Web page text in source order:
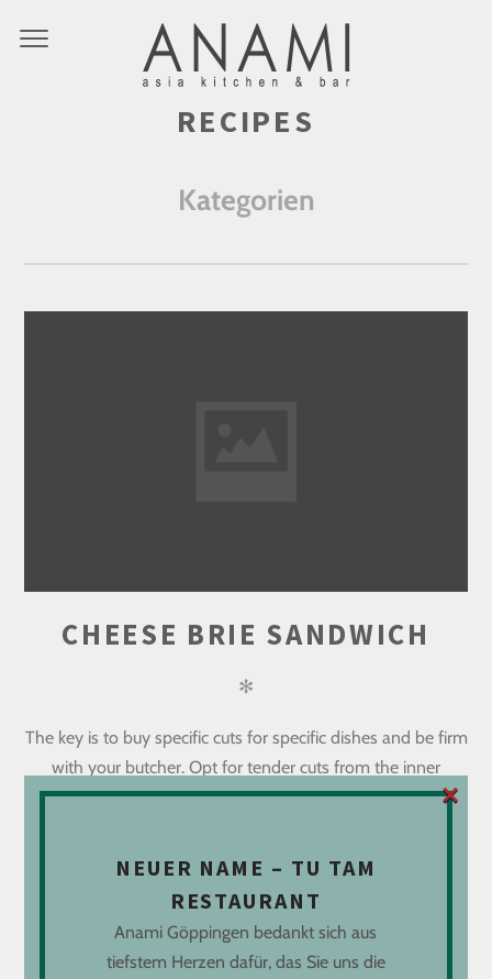
RECIPES
Kategorien
CHEESE BRIE SANDWICH
✻
The key is to buy specific cuts for specific dishes and be firm
with your butcher. Opt for tender cuts from the inner
haunch muscle if..
READ MORE
NEUER NAME – TU TAM
RESTAURANT
Anami Göppingen bedankt sich aus
tiefstem Herzen dafür, das Sie uns die
×